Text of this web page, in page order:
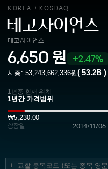
KOREA / KOSDAQ
테고사이언스
테고사이언스
6,650 원 2.47%
시총: 53,243,662,336원( 53.2B )
1년중 현재 위치
₩5,230.00
상장일 2014/11/06